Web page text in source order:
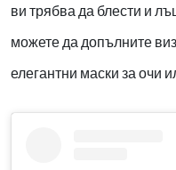
ви трябва да блести и
можете да допълните
елегантни маски за очи